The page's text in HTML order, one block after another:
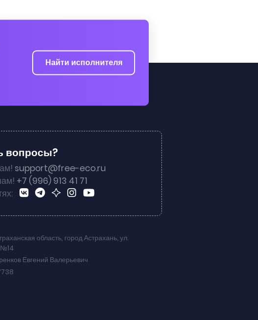
Найти исполнителя
вопросы?
support@free-eco.ru
+7 (996) 913 41 71
область, город Астрахань, ул.
Евгений Валерьевич